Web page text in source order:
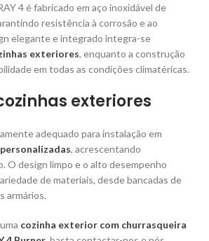
4 é fabricado em aço inoxidável de
resistência à corrosão e ao
elegante e integrado integra-se
exteriores, enquanto a construção
em todas as condições climatéricas.
exteriores
adequado para instalação em
, acrescentando
O design limpo e o alto desempenho
de materiais, desde bancadas de
armários.
cozinha exterior com churrasqueira